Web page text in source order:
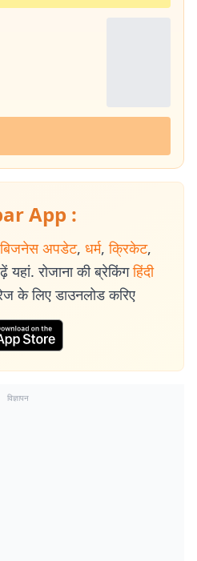
App :
बिजनेस अपडेट, धर्म, क्रिकेट,
यहां. रोजाना की ब्रेकिंग हिंदी
के लिए डाउनलोड करिए
विज्ञापन